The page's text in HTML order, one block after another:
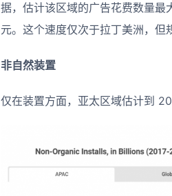
据，估计该区域的广告花费数量
元。这个速度仅次于拉丁美洲，但
非自然装置
仅在装置方面，亚太区域估计到